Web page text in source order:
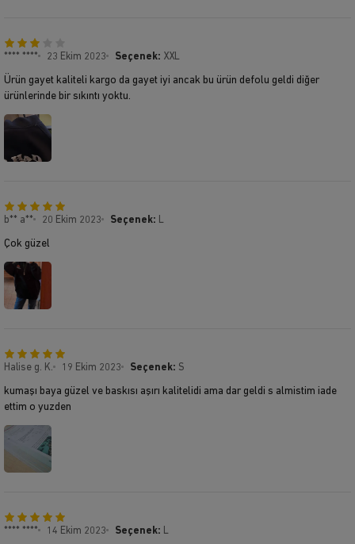
**** **** 23 Ekim 2023 Seçenek: XXL
Ürün gayet kaliteli kargo da gayet iyi ancak bu ürün defolu geldi diğer
ürünlerinde bir sıkıntı yoktu.
b** a** 20 Ekim 2023 Seçenek: L
Çok güzel
Halise g. K. 19 Ekim 2023 Seçenek: S
kumaşı baya güzel ve baskısı aşırı kalitelidi ama dar geldi s almistim iade
ettim o yuzden
**** **** 14 Ekim 2023 Seçenek: L